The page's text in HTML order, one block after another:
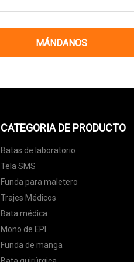
MÁNDANOS
CATEGORIA DE PRODUCTO
Batas de laboratorio
Tela SMS
Funda para maletero
Trajes Médicos
Bata médica
Mono de EPI
Funda de manga